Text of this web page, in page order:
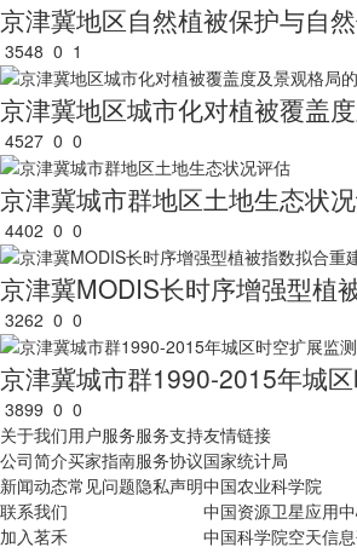
京津冀地区自然植被保护与自
3548 0 1
京津冀地区城市化对植被覆盖
4527 0 0
京津冀城市群地区土地生态状
4402 0 0
京津冀MODIS长时序增强型植
3262 0 0
京津冀城市群1990-2015年城
3899 0 0
关于我们
公司简介
新闻动态
联系我们
加入茗禾
用户服务
买家指南
常见问题
服务支持
服务协议
隐私声明
友情链接
国家统计局
中国农业科学院
中国资源卫星应用
中国科学院空天信